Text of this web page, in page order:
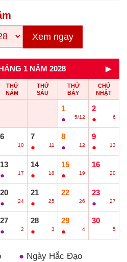
Xem ngay
1 NĂM 2028 ►
THỨ
NĂM
THỨ
SÁU
THỨ
BẢY
CHỦ
NHẬT
1
●
5/12
2
●
6
6
10
7
●
11
8
●
12
9
●
13
13
●
17
14
●
18
15
●
19
16
20
20
●
24
21
●
25
22
26
23
●
27
27
●
2
28
●
3
29
●
4
30
5
● Ngày Hắc Đạo